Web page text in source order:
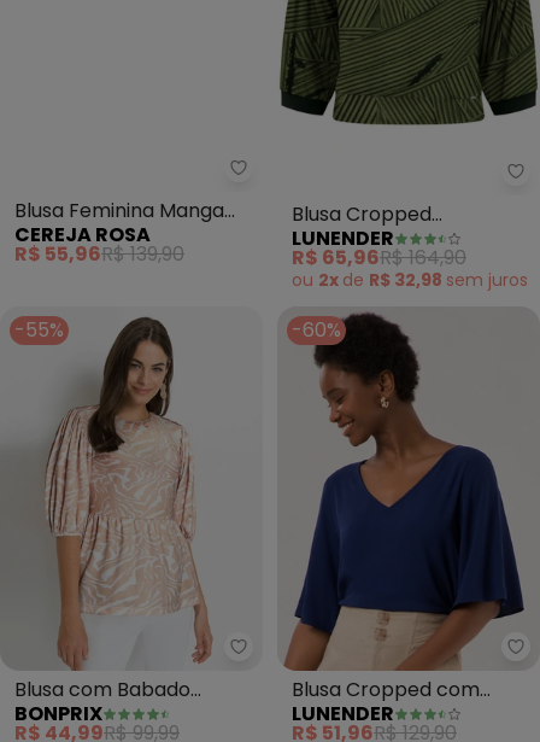
Cereja Rosa - Blusa Feminina
Blusa Feminina Manga
3/4 em Cotton Canelado
(Cinza)
CEREJA ROSA
R$ 55,96R$ 139,90
Blusa Cropped
Estampada com Mangas
3/4 (Verde)
LUNENDER
R$ 65,96R$ 164,90
ou 2x de R$ 32,98 sem juros
-55%
bonprix - Blusa com Babado
Blusa com Babado
(Zebra Laranja)
BONPRIX
R$ 44,99R$ 99,99
-60%
Blusa Cropped com
Mangas 3/4 e Decote em
LUNENDER
R$ 51,96R$ 129,90